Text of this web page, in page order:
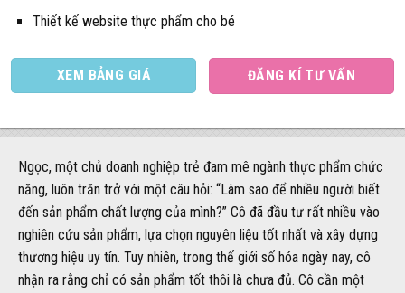
Thiết kế website thực phẩm cho bé
XEM BẢNG GIÁ ĐĂNG KÍ TƯ VẤN
Ngọc, một chủ doanh nghiệp trẻ đam mê ngành thực phẩm chức
năng, luôn trăn trở với một câu hỏi: “Làm sao để nhiều người biết
đến sản phẩm chất lượng của mình?” Cô đã đầu tư rất nhiều vào
nghiên cứu sản phẩm, lựa chọn nguyên liệu tốt nhất và xây dựng
thương hiệu uy tín. Tuy nhiên, trong thế giới số hóa ngày nay, cô
nhận ra rằng chỉ có sản phẩm tốt thôi là chưa đủ. Cô cần một